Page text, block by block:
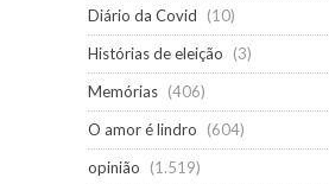
Diário da Covid
(10)
Histórias de eleição
(3)
Memórias (406)
O amor é lindro
(604)
opinião
(1.519)